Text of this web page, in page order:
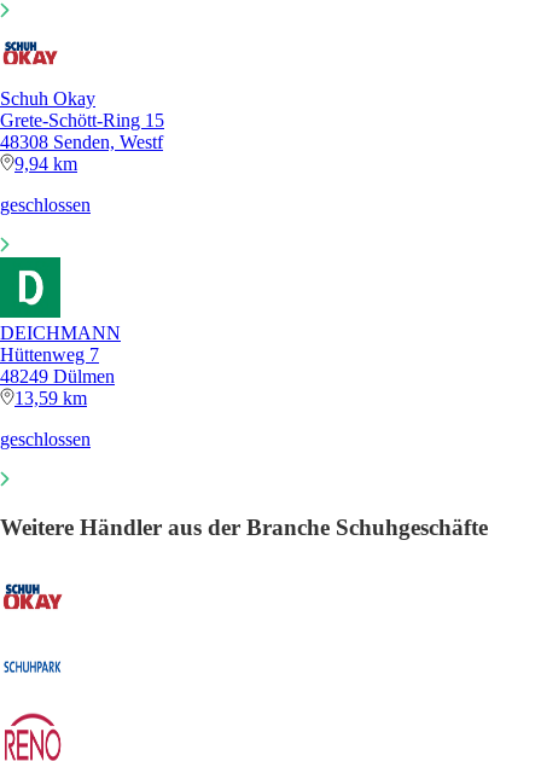
Schuh Okay
Grete-Schött-Ring 15
48308 Senden, Westf
9,94 km
geschlossen
DEICHMANN
Hüttenweg 7
48249 Dülmen
13,59 km
geschlossen
Weitere Händler aus der Branche Schuhgeschäfte